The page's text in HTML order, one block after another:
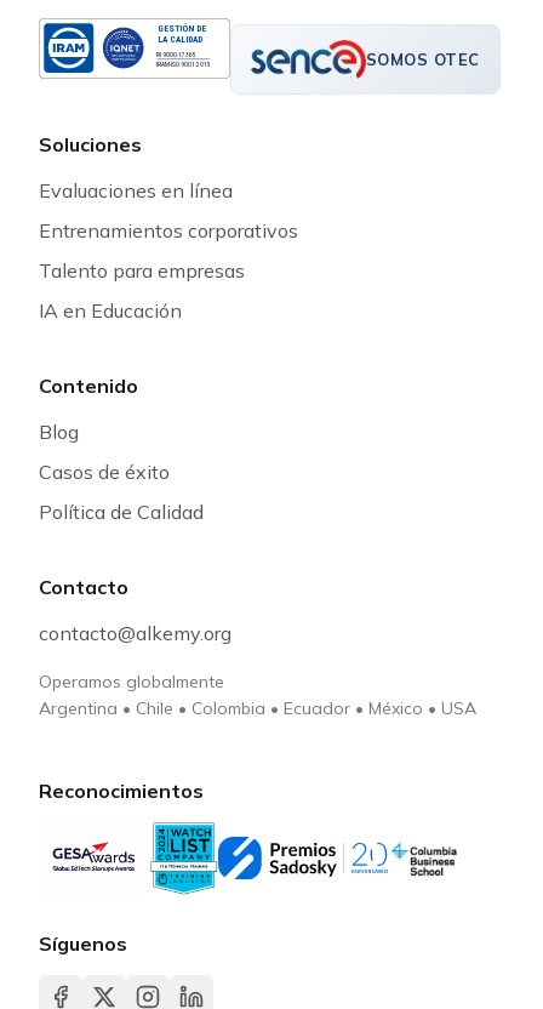
RI 9000-17365
GESTIÓN DE
LA CALIDAD
IRAM-ISO 9001:2015 SOMOS OTEC
Soluciones
Evaluaciones en línea
Entrenamientos corporativos
Talento para empresas
IA en Educación
Contenido
Blog
Casos de éxito
Política de Calidad
Contacto
contacto@alkemy.org
Operamos globalmente
Argentina • Chile • Colombia • Ecuador • México • USA
Reconocimientos
Síguenos